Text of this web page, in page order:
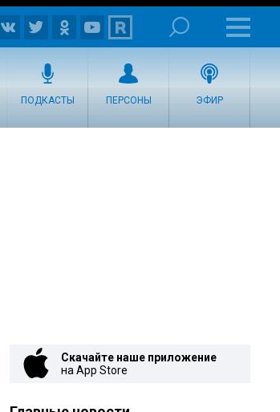
ПОДКАСТЫ ПЕРСОНЫ ЭФИР
Скачайте наше приложение
на App Store